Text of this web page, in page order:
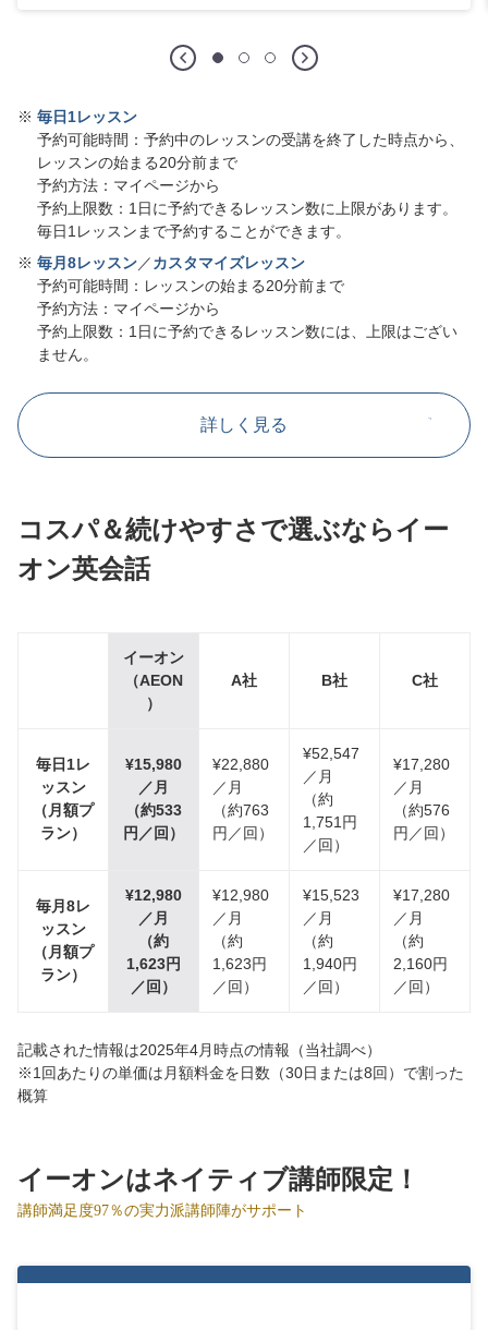
※ 毎日1レッスン
予約可能時間：予約中のレッスンの受講を終了した時点から、
レッスンの始まる20分前まで
予約方法：マイページから
予約上限数：1日に予約できるレッスン数に上限があります。
毎日1レッスンまで予約することができます。
※ 毎月8レッスン／カスタマイズレッスン
予約可能時間：レッスンの始まる20分前まで
予約方法：マイページから
予約上限数：1日に予約できるレッスン数には、上限はござい
ません。
詳しく見る
コスパ＆続けやすさで選ぶならイー
オン英会話
イーオン
（AEON
）
A社 B社 C社
毎日1レ
ッスン
（月額プ
ラン）
¥15,980
／月
（約533
円／回）
¥22,880
／月
（約763
円／回）
¥52,547
／月
（約
1,751円
／回）
¥17,280
／月
（約576
円／回）
毎月8レ
ッスン
（月額プ
ラン）
¥12,980
／月
（約
1,623円
／回）
¥12,980
／月
（約
1,623円
／回）
¥15,523
／月
（約
1,940円
／回）
¥17,280
／月
（約
2,160円
／回）
記載された情報は2025年4月時点の情報（当社調べ）
※1回あたりの単価は月額料金を日数（30日または8回）で割った
概算
イーオンはネイティブ講師限定！
講師満足度97％の実力派講師陣がサポート